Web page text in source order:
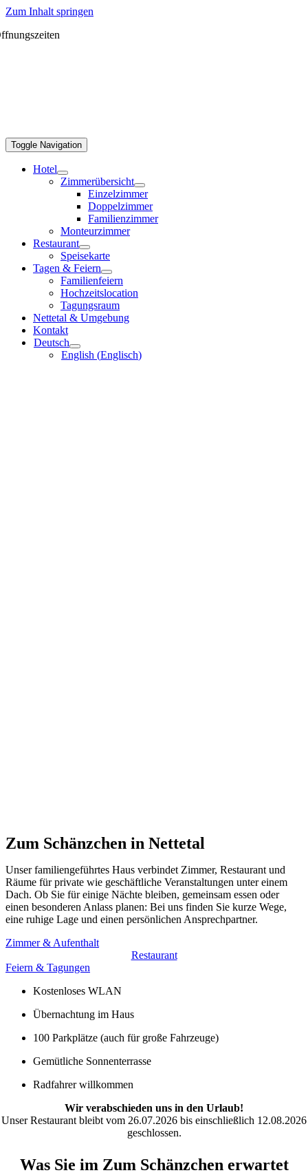
Zum Inhalt springen
Toggle Navigation
Hotel
Zimmerübersicht
Einzelzimmer
Doppelzimmer
Familienzimmer
Monteurzimmer
Restaurant
Speisekarte
Tagen & Feiern
Familienfeiern
Hochzeitslocation
Tagungsraum
Nettetal & Umgebung
Kontakt
Deutsch
English (Englisch)
Zum Schänzchen in Nettetal
Unser familiengeführtes Haus verbindet Zimmer, Restaurant und
Räume für private wie geschäftliche Veranstaltungen unter einem
Dach. Ob Sie für einige Nächte bleiben, gemeinsam essen oder
einen besonderen Anlass planen: Bei uns finden Sie kurze Wege,
eine ruhige Lage und einen persönlichen Ansprechpartner.
Zimmer & Aufenthalt
Restaurant
Feiern & Tagungen
Kostenloses WLAN
Übernachtung im Haus
100 Parkplätze (auch für große Fahrzeuge)
Gemütliche Sonnenterrasse
Radfahrer willkommen
Wir verabschieden uns in den Urlaub!
Unser Restaurant bleibt vom 26.07.2026 bis einschließlich 12.08.2026
geschlossen.
Was Sie im Zum Schänzchen erwartet